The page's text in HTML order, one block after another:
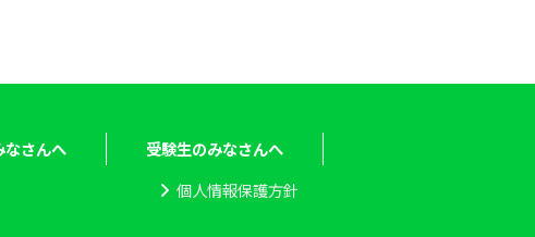
なさんへ
受験生のみなさんへ
個人情報保護方針